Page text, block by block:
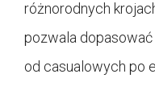
różnorodnych
pozwala
od casualowych po